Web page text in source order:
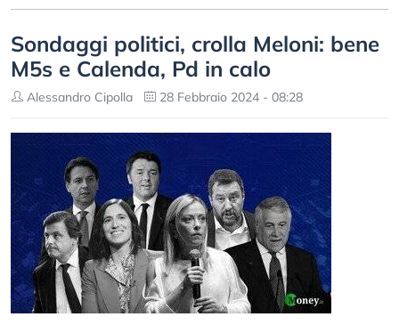
Sondaggi politici, crolla Meloni: bene
M5s e Calenda, Pd in calo
Alessandro Cipolla 28 Febbraio 2024 - 08:28